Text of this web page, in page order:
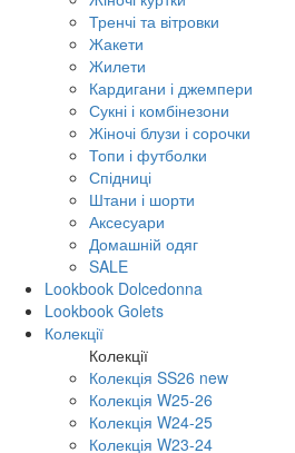
Тренчі та вітровки
Жакети
Жилети
Кардигани і джемпери
Сукні і комбінезони
Жіночі блузи і сорочки
Топи і футболки
Спідниці
Штани і шорти
Аксесуари
Домашній одяг
SALE
Lookbook Dolcedonna
Lookbook Golets
Колекції
Колекції
Колекція SS26 new
Колекція W25-26
Колекція W24-25
Колекція W23-24